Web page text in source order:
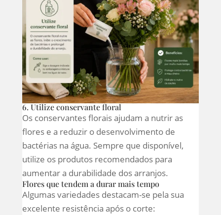
6. Utilize conservante floral
Os conservantes florais ajudam a nutrir as
flores e a reduzir o desenvolvimento de
bactérias na água. Sempre que disponível,
utilize os produtos recomendados para
aumentar a durabilidade dos arranjos.
Flores que tendem a durar mais tempo
Algumas variedades destacam-se pela sua
excelente resistência após o corte: